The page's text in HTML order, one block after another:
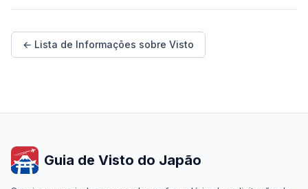
← Lista de Informações sobre Visto
Guia de Visto do Japão